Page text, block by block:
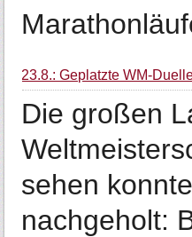
23.8.: Geplatzte WM-
Die großen
sehen
nachgeholt: